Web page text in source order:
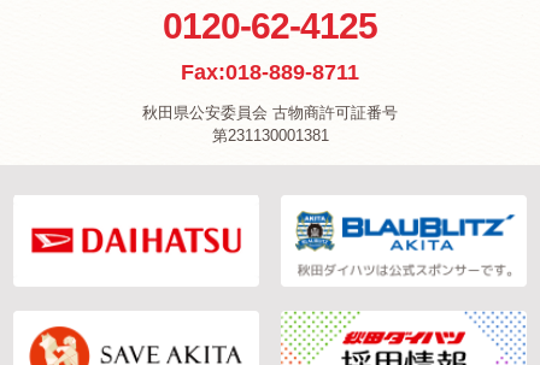
0120-62-4125
Fax:018-889-8711
秋田県公安委員会 古物商許可証番号
第231130001381